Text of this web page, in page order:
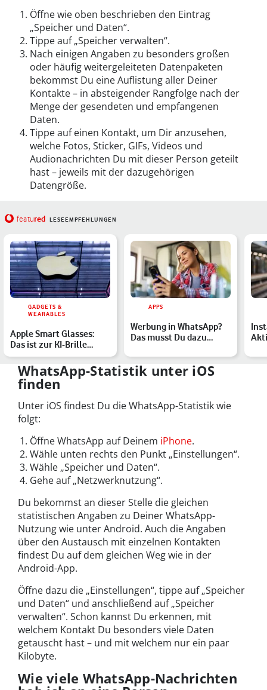
Öffne wie oben beschrieben den Eintrag
„Speicher und Daten“.
Tippe auf „Speicher verwalten“.
Nach einigen Angaben zu besonders großen
oder häufig weitergeleiteten Datenpaketen
bekommst Du eine Auflistung aller Deiner
Kontakte – in absteigender Rangfolge nach der
Menge der gesendeten und empfangenen
Daten.
Tippe auf einen Kontakt, um Dir anzusehen,
welche Fotos, Sticker, GIFs, Videos und
Audionachrichten Du mit dieser Person geteilt
hast – jeweils mit der dazugehörigen
Datengröße.
featured LESEEMPFEHLUNGEN
GADGETS &
WEARABLES
Apple Smart Glasses:
Das ist zur KI-Brille
bekannt
APPS
Werbung in WhatsApp?
Das musst Du dazu
WhatsApp-Statistik unter iOS
finden
Unter iOS findest Du die WhatsApp-Statistik wie
folgt:
Öffne WhatsApp auf Deinem iPhone.
Wähle unten rechts den Punkt „Einstellungen“.
Wähle „Speicher und Daten“.
Gehe auf „Netzwerknutzung“.
Du bekommst an dieser Stelle die gleichen
statistischen Angaben zu Deiner WhatsApp-
Nutzung wie unter Android. Auch die Angaben
über den Austausch mit einzelnen Kontakten
findest Du auf dem gleichen Weg wie in der
Android-App.
Öffne dazu die „Einstellungen“, tippe auf „Speicher
und Daten“ und anschließend auf „Speicher
verwalten“. Schon kannst Du erkennen, mit
welchem Kontakt Du besonders viele Daten
getauscht hast – und mit welchem nur ein paar
Kilobyte.
Wie viele WhatsApp-Nachrichten